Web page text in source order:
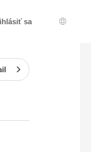
sa
Výber